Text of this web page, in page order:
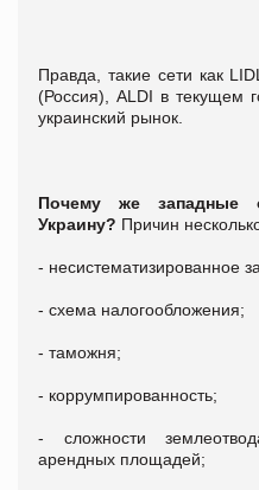
Правда, такие сети как
(Россия), ALDI в текущем
украинский рынок.
Почему же западные
Украину? Причин
- несистематизированное
- схема налогообложения;
- таможня;
- коррумпированность;
- сложности
арендных площадей;